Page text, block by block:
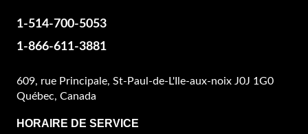
1-514-700-5053
1-866-611-3881
609, rue Principale, St-Paul-de-L'Ile-aux-noix J0J 1G0
Québec, Canada
HORAIRE DE SERVICE